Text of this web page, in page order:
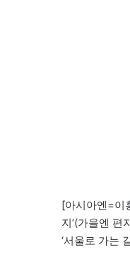
[아시아엔=이
지’(가을엔 편
‘서울로 가는